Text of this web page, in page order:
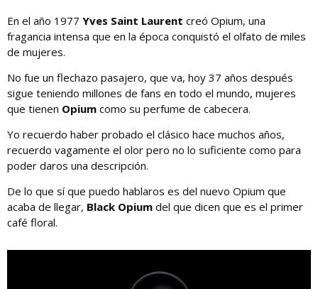
En el año 1977 Yves Saint Laurent creó Opium, una
fragancia intensa que en la época conquistó el olfato de miles
de mujeres.
No fue un flechazo pasajero, que va, hoy 37 años después
sigue teniendo millones de fans en todo el mundo, mujeres
que tienen Opium como su perfume de cabecera.
Yo recuerdo haber probado el clásico hace muchos años,
recuerdo vagamente el olor pero no lo suficiente como para
poder daros una descripción.
De lo que sí que puedo hablaros es del nuevo Opium que
acaba de llegar, Black Opium del que dicen que es el primer
café floral.